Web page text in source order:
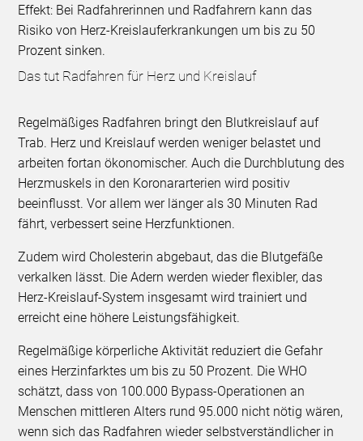
Effekt: Bei Radfahrerinnen und Radfahrern kann das
Risiko von Herz-Kreislauferkrankungen um bis zu 50
Prozent sinken.
Das tut Radfahren für Herz und Kreislauf
Regelmäßiges Radfahren bringt den Blutkreislauf auf
Trab. Herz und Kreislauf werden weniger belastet und
arbeiten fortan ökonomischer. Auch die Durchblutung des
Herzmuskels in den Koronararterien wird positiv
beeinflusst. Vor allem wer länger als 30 Minuten Rad
fährt, verbessert seine Herzfunktionen.
Zudem wird Cholesterin abgebaut, das die Blutgefäße
verkalken lässt. Die Adern werden wieder flexibler, das
Herz-Kreislauf-System insgesamt wird trainiert und
erreicht eine höhere Leistungsfähigkeit.
Regelmäßige körperliche Aktivität reduziert die Gefahr
eines Herzinfarktes um bis zu 50 Prozent. Die WHO
schätzt, dass von 100.000 Bypass-Operationen an
Menschen mittleren Alters rund 95.000 nicht nötig wären,
wenn sich das Radfahren wieder selbstverständlicher in